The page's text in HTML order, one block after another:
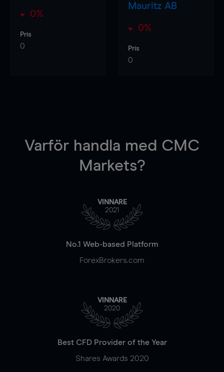
0%
Pris
0
Mauritz AB
0%
Pris
0
Varför handla med CMC
Markets?
VINNARE
2021
No.1 Web-based Platform
ForexBrokers.com
VINNARE
2020
Best CFD Provider of the Year
Shares Awards 2020